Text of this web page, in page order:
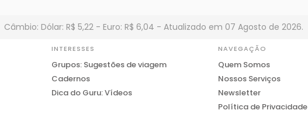
Câmbio: Dólar: R$ 5,22 - Euro: R$ 6,04 - Atualizado em 07 Agosto de 2026.
INTERESSES
Grupos: Sugestões de viagem
Cadernos
Dica do Guru: Vídeos
NAVEGAÇÃO
Quem Somos
Nossos Serviços
Newsletter
Política de Privacidade